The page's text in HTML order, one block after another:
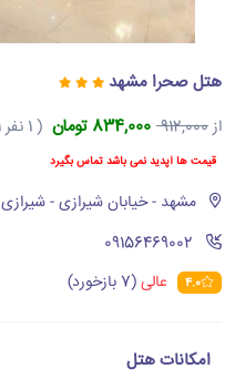
هتل صحرا مشهد
از912,000 834,000 تومان ( 1 نفر 1 شب)
قیمت ها آپدید نمی باشد تماس بگیرد
مشهد - خیابان شیرازی - شیرازی 11
‪09156469002‬
4.0 عالی(7 بازخورد)
امکانات هتل